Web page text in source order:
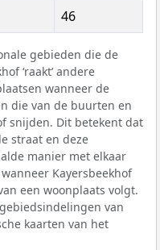
46
gebieden die de
‘raakt’ andere
wanneer de
die van de buurten en
snijden. Dit betekent dat
straat en deze
manier met elkaar
Kayersbeekhof
een woonplaats volgt.
van
kaarten van het